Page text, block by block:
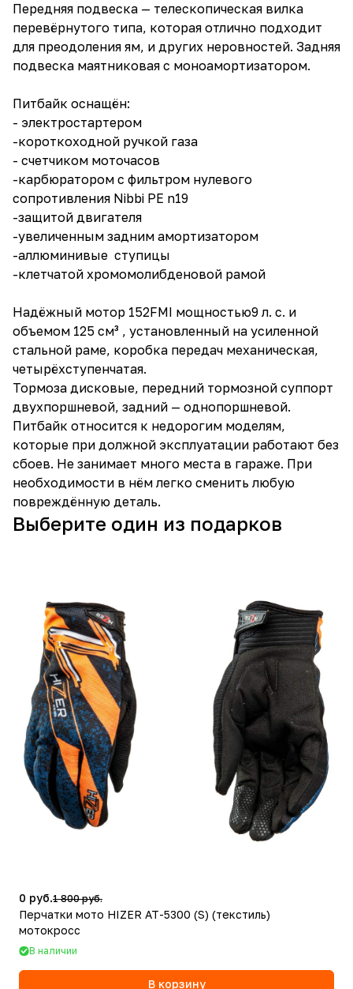
Передняя подвеска — телескопическая вилка
перевёрнутого типа, которая отлично подходит
для преодоления ям, и других неровностей. Задняя
подвеска маятниковая с моноамортизатором.
Питбайк оснащён:
- электростартером
-короткоходной ручкой газа
- счетчиком моточасов
-карбюратором с фильтром нулевого
сопротивления Nibbi PE n19
-защитой двигателя
-увеличенным задним амортизатором
-аллюминивые ступицы
-клетчатой хромомолибденовой рамой
Надёжный мотор 152FMI мощностью9 л. с. и
объемом 125 см³ , установленный на усиленной
стальной раме, коробка передач механическая,
четырёхступенчатая.
Тормоза дисковые, передний тормозной суппорт
двухпоршневой, задний — однопоршневой.
Питбайк относится к недорогим моделям,
которые при должной эксплуатации работают без
сбоев. Не занимает много места в гараже. При
необходимости в нём легко сменить любую
повреждённую деталь.
Выберите один из подарков
0 руб.1 800 руб.
Перчатки мото HIZER AT-5300 (S) (текстиль)
мотокросс
В наличии
В корзину